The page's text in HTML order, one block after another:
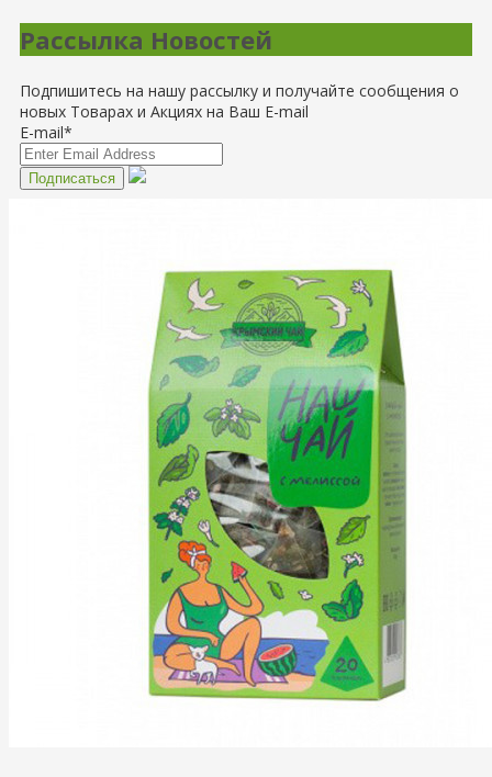
Рассылка Новостей
Подпишитесь на нашу рассылку и получайте сообщения о
новых Товарах и Акциях на Ваш E-mail
E-mail*